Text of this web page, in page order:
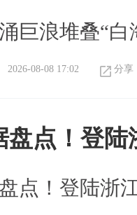
巨浪堆叠“白
2026-08-08 17:02 分享
盘点！登
点！登陆浙